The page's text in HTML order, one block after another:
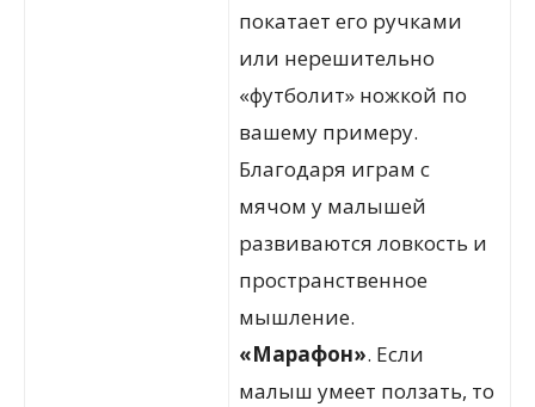
покатает его ручками
или нерешительно
«футболит» ножкой по
вашему примеру.
Благодаря играм с
мячом у малышей
развиваются ловкость и
пространственное
мышление.
«Марафон». Если
малыш умеет ползать, то